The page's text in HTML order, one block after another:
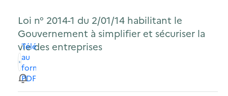
Loi n° 2014-1 du 2/01/14 habilitant le
Gouvernement à simplifier et sécuriser la
vie des entreprises
Télécharger
au
format
PDF